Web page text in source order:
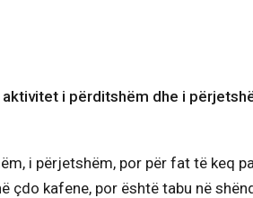
i përditshëm dhe i
i përjetshëm, por për fat të keq
çdo kafene, por është tabu në